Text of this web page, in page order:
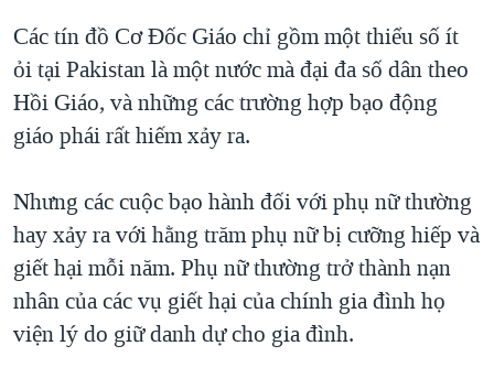
VĂN HOÁ
THỂ THAO
GIÁO DỤC
GROUND ZERO – XƯA VÀ NAY
CÁC GIÁ TRỊ CỘNG HÒA Ở VIỆT NAM
TRỊNH VĨNH BÌNH VS. CHÍNH PHỦ VIỆT NAM
NGƯ DÂN VIỆT VÀ LÀN SÓNG TRỘM HẢI SÂM
BÊN KIA QUỐC LỘ: TIẾNG VỌNG TỪ NÔNG THÔN MỸ
QUAN HỆ VIỆT MỸ
Ngôn ngữ khác
Các tín đồ Cơ Đốc Giáo chỉ gồm một thiểu số ít
ỏi tại Pakistan là một nước mà đại đa số dân theo
Hồi Giáo, và những các trường hợp bạo động
giáo phái rất hiếm xảy ra.
Nhưng các cuộc bạo hành đối với phụ nữ thường
hay xảy ra với hằng trăm phụ nữ bị cưỡng hiếp và
giết hại mỗi năm. Phụ nữ thường trở thành nạn
nhân của các vụ giết hại của chính gia đình họ
viện lý do giữ danh dự cho gia đình.